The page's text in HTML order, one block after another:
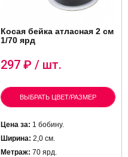
Косая бейка атласная 2 см
1/70 ярд
297 ₽ / шт.
ВЫБРАТЬ ЦВЕТ/РАЗМЕР
Цена за: 1 бобину.
Ширина: 2,0 см.
Метраж: 70 ярд.